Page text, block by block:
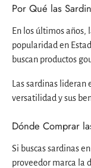
Por Qué las
En los últimos años,
popularidad en
buscan productos
Las sardinas lideran
versatilidad y sus
Dónde Comprar
Si buscas sardinas
proveedor marca la